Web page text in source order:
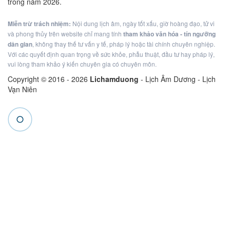
Miễn trừ trách nhiệm: Nội dung lịch âm, ngày tốt xấu, giờ hoàng đạo, tử vi
và phong thủy trên website chỉ mang tính tham khảo văn hóa - tín ngưỡng
dân gian, không thay thế tư vấn y tế, pháp lý hoặc tài chính chuyên nghiệp.
Với các quyết định quan trọng về sức khỏe, phẫu thuật, đầu tư hay pháp lý,
vui lòng tham khảo ý kiến chuyên gia có chuyên môn.
Copyright © 2016 - 2026 Lichamduong - Lịch Âm Dương - Lịch
Vạn Niên